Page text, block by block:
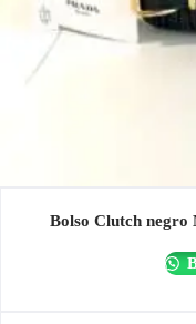
Bolso Clutch